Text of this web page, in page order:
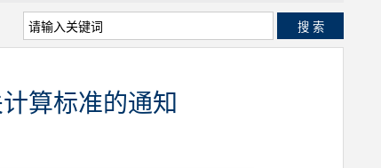
搜 索
算标准的通知